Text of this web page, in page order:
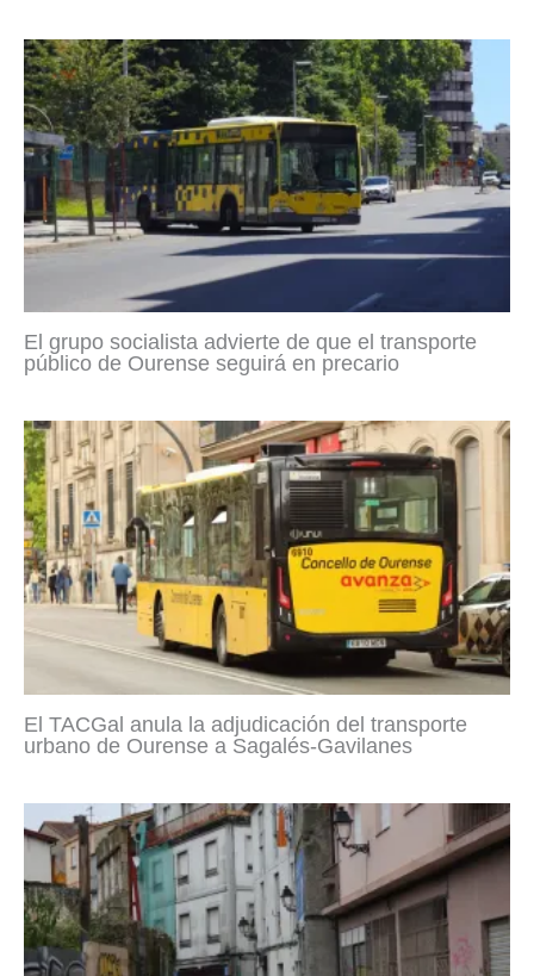
El grupo socialista advierte de que el transporte
público de Ourense seguirá en precario
El TACGal anula la adjudicación del transporte
urbano de Ourense a Sagalés-Gavilanes